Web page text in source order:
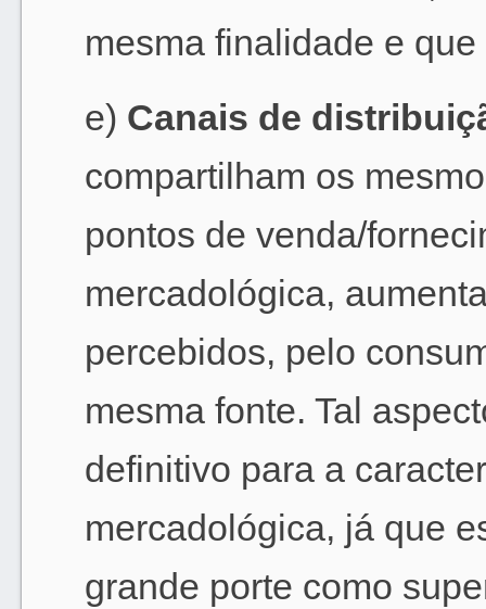
mesma finalidade e
e) Canais de
compartilham os
pontos de venda/
mercadológica,
percebidos, pelo
mesma fonte. Tal
definitivo para a
mercadológica, já que
grande porte como